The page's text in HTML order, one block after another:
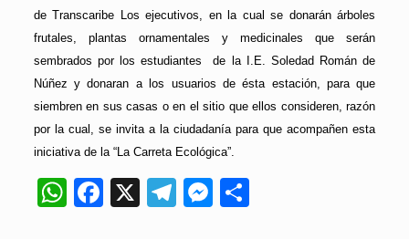
de Transcaribe Los ejecutivos, en la cual se donarán árboles
frutales, plantas ornamentales y medicinales que serán
sembrados por los estudiantes de la I.E. Soledad Román de
Núñez y donaran a los usuarios de ésta estación, para que
siembren en sus casas o en el sitio que ellos consideren, razón
por la cual, se invita a la ciudadanía para que acompañen esta
iniciativa de la “La Carreta Ecológica”.
WhatsApp
Facebook
X Telegram
Messenger
Compartir